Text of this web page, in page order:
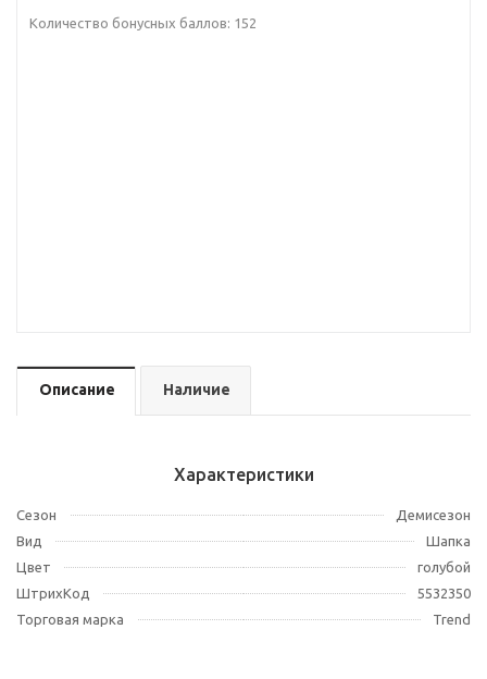
Количество бонусных баллов: 152
Описание Наличие
Характеристики
Сезон
Демисезон
Вид
Шапка
Цвет
голубой
ШтрихКод
5532350
Торговая марка
Trend